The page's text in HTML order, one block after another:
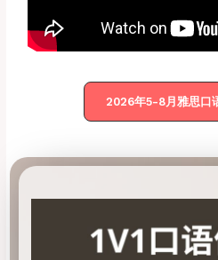
2026年5-8月雅思口